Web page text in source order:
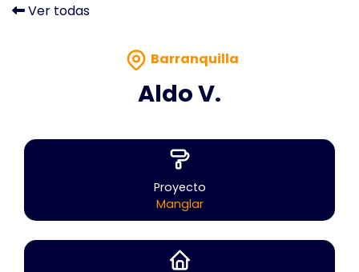
Ver todas
Barranquilla
Aldo V.
Proyecto
Manglar